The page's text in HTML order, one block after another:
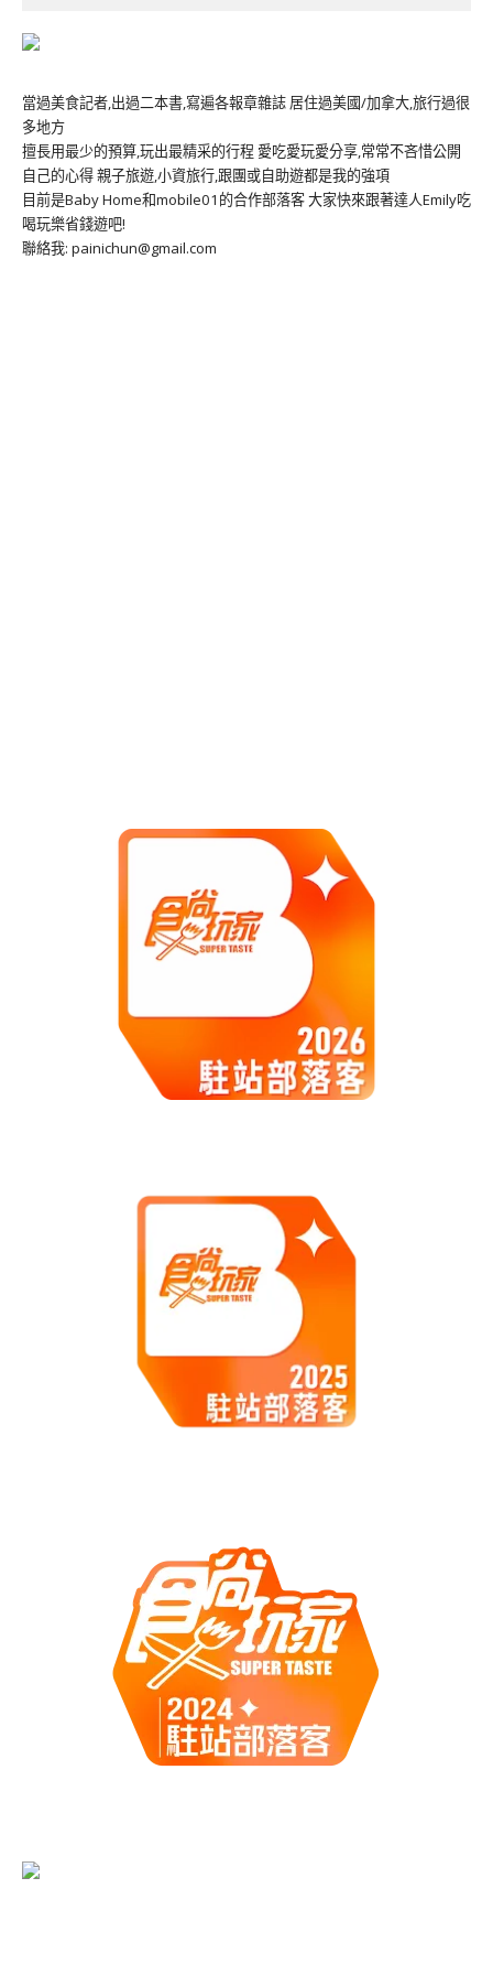
當過美食記者,出過二本書,寫遍各報章雜誌 居住過美國/加拿大,旅行過很
多地方
擅長用最少的預算,玩出最精采的行程 愛吃愛玩愛分享,常常不吝惜公開
自己的心得 親子旅遊,小資旅行,跟團或自助遊都是我的強項
目前是Baby Home和mobile01的合作部落客 大家快來跟著達人Emily吃
喝玩樂省錢遊吧!
聯絡我: painichun@gmail.com